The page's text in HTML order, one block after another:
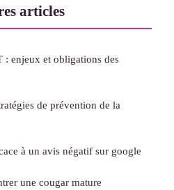
articles
enjeux et obligations des
de prévention de la
à un avis négatif sur google
une cougar mature